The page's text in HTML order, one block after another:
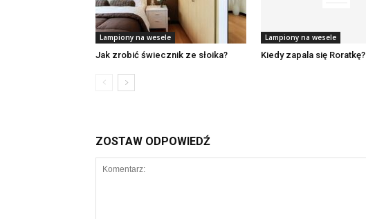
Lampiony na wesele
Jak zrobić świecznik ze słoika?
Lampiony na wesele
Kiedy zapala się Roratkę?
ZOSTAW ODPOWIEDŹ